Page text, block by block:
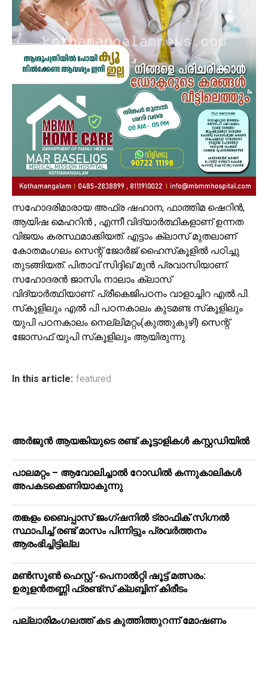
സഹോദരിമാരായ അഫ്ര ഷഹാന, ഫാത്തിമ ഷെറിന്‍,
ആയിഷ മെഹറിന്‍ , എന്നീ വിദ്യാര്‍ത്ഥികളാണ് ഉന്നത
വിജയം കരസ്ഥമാക്കിയത്. എട്ടാം ക്ലാസ് മുതലാണ്
കോതമംഗലം സെന്റ് ജോര്‍ജ് ഹൈസ്‌കൂളില്‍ പഠിച്ചു
തുടങ്ങിയത്. പിതാവ് സിദ്ദിഖ് മുന്‍ പ്രവാസിയാണ്.
സഹോദരന്‍ ജാസിം നാലാം ക്ലാസ്
വിദ്യാര്‍ത്ഥിയാണ്. പ്രീകെജിപഠനം വാളാച്ചിറ എല്‍.പി.
സ്‌കൂളിലും എല്‍ പി പഠനകാലം കുടമണ്ട സ്‌കൂളിലും
യുപി പഠനകാലം നെല്ലിമറ്റം(കുത്തുകുഴി) സെന്റ്
ജോസഫ് യുപി സ്‌കൂളിലും ആയിരുന്നു.
In this article: featured
അർജുൻ ആയങ്കിയുടെ രണ്ട് കൂട്ടാളികൾ കസ്റ്റഡിയിൽ
പാലമറ്റം – ആവോലിച്ചാൽ റോഡിൽ കന്നുകാലികൾ
അപകടക്കെണിയാകുന്നു
തങ്കളം ബൈപ്പാസ് ജംഗ്ഷനിൽ ട്രാഫിക് സിഗ്നല്‍
സ്ഥാപിച്ച് രണ്ട് മാസം പിന്നിട്ടും പ്രവർത്തനം
ആരംഭിച്ചിട്ടില്ല
മൺസൂൺ ഫെസ്റ്റ് -പെനാൽറ്റി ഷൂട്ട് മത്സരം:
ഉരുളൻതണ്ണി ഫ്രണ്ട്സ് ക്ലബ്ബിന് കിരീടം
പ​ല്ലാ​രി​മം​ഗ​ല​ത്ത് ക​ട കു​ത്തി​ത്തുറ​ന്ന് മോ​ഷ​ണം